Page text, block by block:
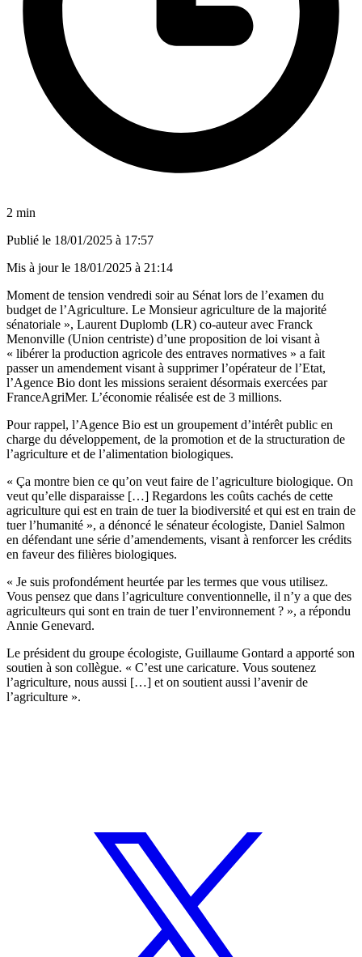
2 min
Publié le 18/01/2025 à 17:57
Mis à jour le 18/01/2025 à 21:14
Moment de tension vendredi soir au Sénat lors de l’examen du
budget de l’Agriculture. Le Monsieur agriculture de la majorité
sénatoriale », Laurent Duplomb (LR) co-auteur avec Franck
Menonville (Union centriste) d’une proposition de loi visant à
« libérer la production agricole des entraves normatives » a fait
passer un amendement visant à supprimer l’opérateur de l’Etat,
l’Agence Bio dont les missions seraient désormais exercées par
FranceAgriMer. L’économie réalisée est de 3 millions.
Pour rappel, l’Agence Bio est un groupement d’intérêt public en
charge du développement, de la promotion et de la structuration de
l’agriculture et de l’alimentation biologiques.
« Ça montre bien ce qu’on veut faire de l’agriculture biologique. On
veut qu’elle disparaisse […] Regardons les coûts cachés de cette
agriculture qui est en train de tuer la biodiversité et qui est en train de
tuer l’humanité », a dénoncé le sénateur écologiste, Daniel Salmon
en défendant une série d’amendements, visant à renforcer les crédits
en faveur des filières biologiques.
« Je suis profondément heurtée par les termes que vous utilisez.
Vous pensez que dans l’agriculture conventionnelle, il n’y a que des
agriculteurs qui sont en train de tuer l’environnement ? », a répondu
Annie Genevard.
Le président du groupe écologiste, Guillaume Gontard a apporté son
soutien à son collègue. « C’est une caricature. Vous soutenez
l’agriculture, nous aussi […] et on soutient aussi l’avenir de
l’agriculture ».